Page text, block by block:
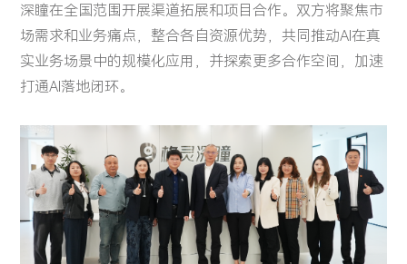
深瞳在全国范围开展渠道拓展和项目合作。双方将聚焦市
场需求和业务痛点，整合各自资源优势，共同推动AI在真
实业务场景中的规模化应用，并探索更多合作空间，加速
打通AI落地闭环。